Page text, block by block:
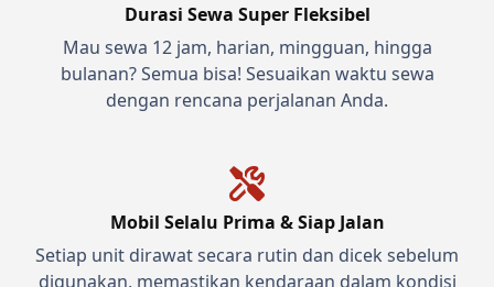
Durasi Sewa Super Fleksibel
Mau sewa 12 jam, harian, mingguan, hingga
bulanan? Semua bisa! Sesuaikan waktu sewa
dengan rencana perjalanan Anda.
Mobil Selalu Prima & Siap Jalan
Setiap unit dirawat secara rutin dan dicek sebelum
digunakan, memastikan kendaraan dalam kondisi